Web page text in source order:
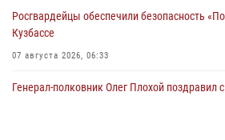
Росгвардейцы обеспечили безопасность
Кузбассе
07 августа 2026, 06:33
Генерал-полковник Олег Плохой поздравил